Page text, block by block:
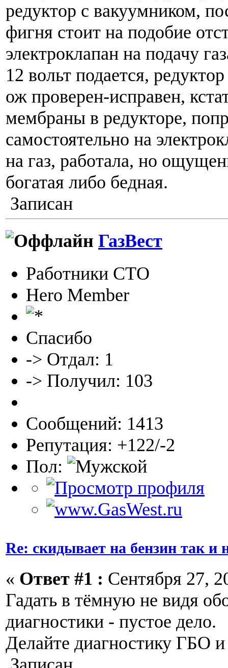
редуктор с вакуумником,
фигня стоит на подобие
электроклапан на подачу
12 вольт подается,
ож проверен-исправен,
мембраны в редукторе,
самостоятельно на
на газ, работала, но
богатая либо бедная.
Записан
ГазВест
Работники СТО
Hero Member
Спасибо
-> Отдал: 1
-> Получил: 103
Сообщений: 1413
Репутация: +122/-2
Пол:
Re: скидывает на бензин так
« Ответ #1 : Сентября 27,
Гадать в тёмную не видя
диагностики - пустое дело.
Делайте диагностику ГБО и